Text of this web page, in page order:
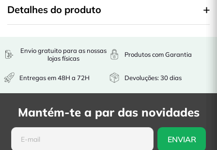
Detalhes do produto
Envio gratuito para as nossas
lojas físicas
Entregas em 48H a 72H
Produtos com Garantia
Devoluções: 30 dias
Mantém-te a par das novidades